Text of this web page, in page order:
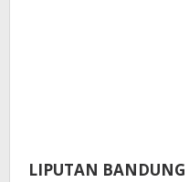
LIPUTAN BANDUNG